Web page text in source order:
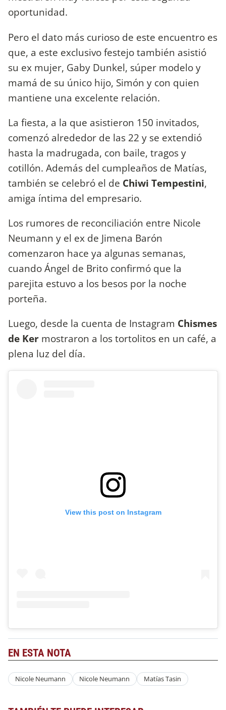
oportunidad.
Pero el dato más curioso de este encuentro es
que, a este exclusivo festejo también asistió
su ex mujer, Gaby Dunkel, súper modelo y
mamá de su único hijo, Simón y con quien
mantiene una excelente relación.
La fiesta, a la que asistieron 150 invitados,
comenzó alrededor de las 22 y se extendió
hasta la madrugada, con baile, tragos y
cotillón. Además del cumpleaños de Matías,
también se celebró el de Chiwi Tempestini,
amiga íntima del empresario.
Los rumores de reconciliación entre Nicole
Neumann y el ex de Jimena Barón
comenzaron hace ya algunas semanas,
cuando Ángel de Brito confirmó que la
parejita estuvo a los besos por la noche
porteña.
Luego, desde la cuenta de Instagram Chismes
de Ker mostraron a los tortolitos en un café, a
plena luz del día.
View this post on Instagram
EN ESTA NOTA
Nicole Neumann Nicole Neumann Matías Tasin